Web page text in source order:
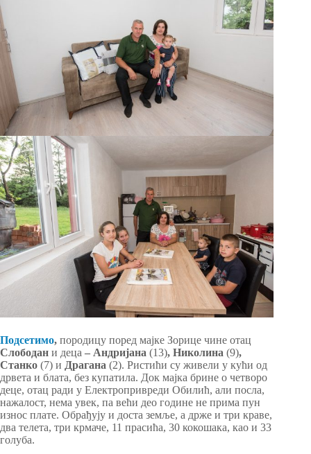
Подсетимо, породицу поред мајке Зорице чине отац
Слободан и деца – Андријана (13), Николина (9),
Станко (7) и Драгана (2). Ристићи су живели у кући од
дрвета и блата, без купатила. Док мајка брине о четворо
деце, отац ради у Електропривреди Обилић, али посла,
нажалост, нема увек, па већи део године не прима пун
износ плате. Обрађују и доста земље, а држе и три краве,
два телета, три крмаче, 11 прасића, 30 кокошака, као и 33
голуба.